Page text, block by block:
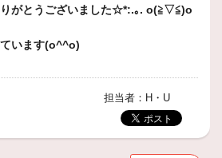
がとうございました☆*:.｡. o(≧▽≦)o
います(o^^o)
担当者：H・U